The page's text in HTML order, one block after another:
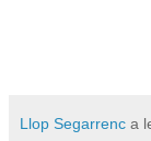
Llop Segarrenc a